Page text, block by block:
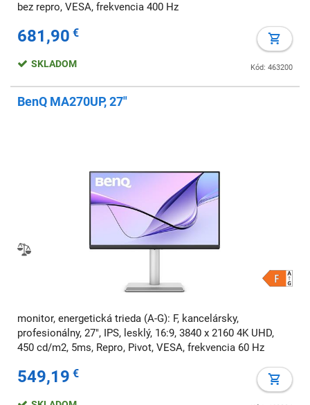
bez repro, VESA, frekvencia 400 Hz
681,90 €
Kód: 463200
SKLADOM
BenQ MA270UP, 27"
monitor, energetická trieda (A-G): F, kancelársky,
profesionálny, 27", IPS, lesklý, 16:9, 3840 x 2160 4K UHD,
450 cd/m2, 5ms, Repro, Pivot, VESA, frekvencia 60 Hz
549,19 €